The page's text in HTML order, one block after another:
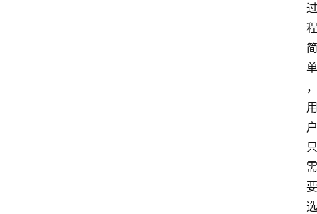
过
程
简
单
，
用
户
只
需
要
选